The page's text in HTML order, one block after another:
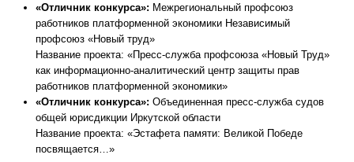
«Отличник конкурса»: Межрегиональный профсоюз
работников платформенной экономики Независимый
профсоюз «Новый труд»
Название проекта: «Пресс-служба профсоюза «Новый Труд»
как информационно-аналитический центр защиты прав
работников платформенной экономики»
«Отличник конкурса»: Объединенная пресс-служба судов
общей юрисдикции Иркутской области
Название проекта: «Эстафета памяти: Великой Победе
посвящается…»